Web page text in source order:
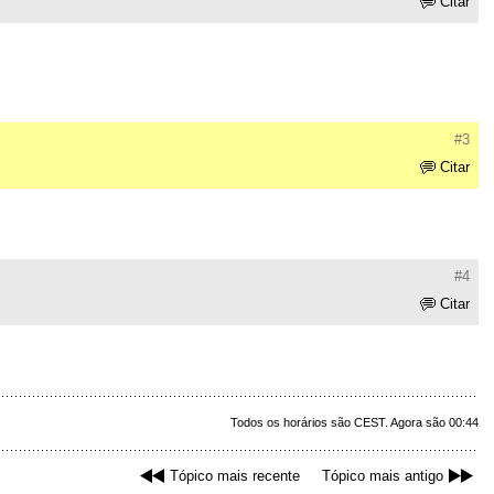
#3
Citar
#4
Citar
Todos os horários são CEST. Agora são 00:44
Tópico mais recente Tópico mais antigo